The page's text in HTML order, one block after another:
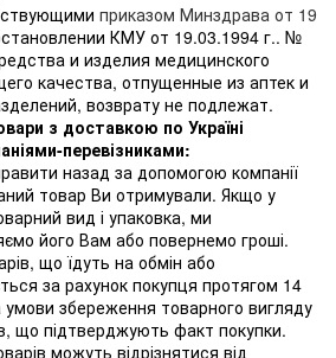
приказом Минздрава от 19
КМУ от 19.03.1994 г.. №
и изделия медицинского
качества, отпущенные из аптек и
возврату не подлежат.
з доставкою по Україні
перевізниками:
назад за допомогою компанії
товар Ви отримували. Якщо у
вид і упаковка, ми
його Вам або повернемо гроші.
що їдуть на обмін або
за рахунок покупця протягом 14
збереження товарного вигляду
що підтверджують факт покупки.
можуть відрізнятися від